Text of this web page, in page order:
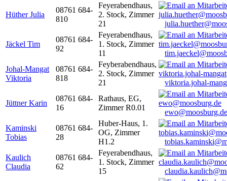
Hüther Julia
08761 684-
810
Feyerabendhaus,
2. Stock, Zimmer
21
Jäckel Tim
08761 684-
92
Feyerabendhaus,
1. Stock, Zimmer
11
Johal-Mangat
Viktoria
08761 684-
818
Feyberabendhaus,
2. Stock, Zimmer
21
viktoria.johal-
Jüttner Karin
08761 684-
16
Rathaus, EG,
Zimmer R0.01
ewo@moosburg.de
Kaminski
Tobias
08761 684-
28
Huber-Haus, 1.
OG, Zimmer
H1.2
Kaulich
Claudia
08761 684-
62
Feyerabendhaus,
1. Stock, Zimmer
15